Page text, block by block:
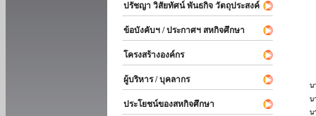
ปรัชญา วิสัยทัศน์ พันธกิจ วัตถุประสงค์
ข้อบังคับฯ / ประกาศฯ สหกิจศึกษา
โครงสร้างองค์กร
ผู้บริหาร / บุคลากร
ประโยชน์ของสหกิจศึกษา